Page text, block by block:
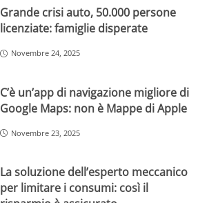
Grande crisi auto, 50.000 persone
licenziate: famiglie disperate
Novembre 24, 2025
C’è un’app di navigazione migliore di
Google Maps: non è Mappe di Apple
Novembre 23, 2025
La soluzione dell’esperto meccanico
per limitare i consumi: così il